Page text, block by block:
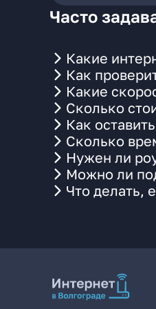
Часто
Какие
Как
Какие
Сколько
Как
Сколько
Нужен ли
Можно ли
Что делать,